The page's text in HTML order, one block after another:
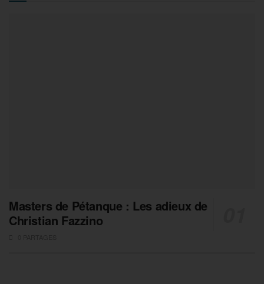
Masters de Pétanque : Les adieux de
Christian Fazzino